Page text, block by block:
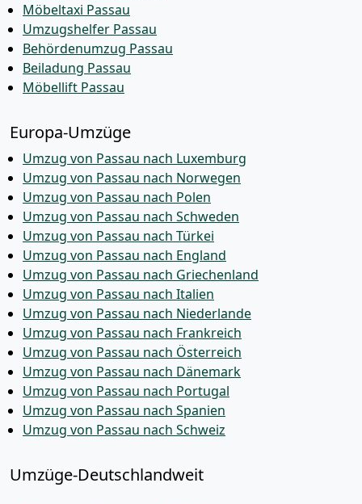
Möbeltaxi Passau
Umzugshelfer Passau
Behördenumzug Passau
Beiladung Passau
Möbellift Passau
Europa-Umzüge
Umzug von Passau nach Luxemburg
Umzug von Passau nach Norwegen
Umzug von Passau nach Polen
Umzug von Passau nach Schweden
Umzug von Passau nach Türkei
Umzug von Passau nach England
Umzug von Passau nach Griechenland
Umzug von Passau nach Italien
Umzug von Passau nach Niederlande
Umzug von Passau nach Frankreich
Umzug von Passau nach Österreich
Umzug von Passau nach Dänemark
Umzug von Passau nach Portugal
Umzug von Passau nach Spanien
Umzug von Passau nach Schweiz
Umzüge-Deutschlandweit